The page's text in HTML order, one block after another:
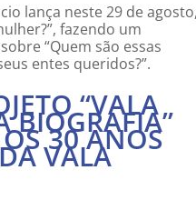
lança neste 29 de
fazendo um
“Quem são essas
entes queridos?”.
“VALA
BIOGRAFIA”
30 ANOS
VALA